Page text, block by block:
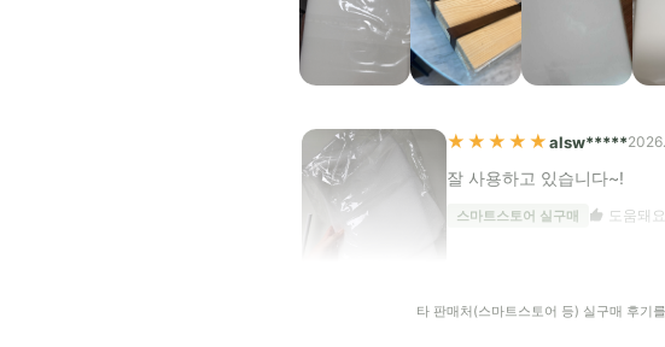
★★★★★alsw*****
잘 사용하고 있습니다~!
스마트스토어 실구매 도움돼요
타 판매처(스마트스토어 등) 실구매 후기